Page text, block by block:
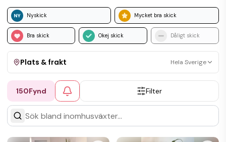
Nyskick Mycket bra skick
Bra skick Okej skick Dåligt skick
Plats & frakt Hela Sverige
Visa allt Kan skickas Upphämtning
150Fynd Filter